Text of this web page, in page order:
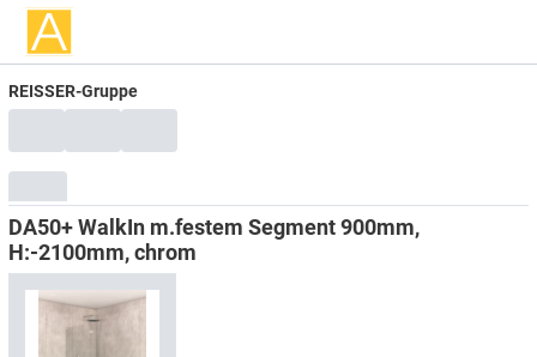
REISSER-Gruppe
DA50+ WalkIn m.festem Segment 900mm,
H:-2100mm, chrom